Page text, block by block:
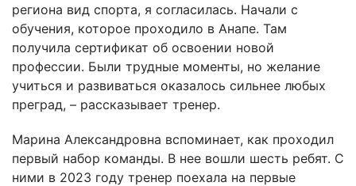
региона вид спорта, я согласилась. Начали с
обучения, которое проходило в Анапе. Там
получила сертификат об освоении новой
профессии. Были трудные моменты, но желание
учиться и развиваться оказалось сильнее любых
преград, – рассказывает тренер.
Марина Александровна вспоминает, как проходил
первый набор команды. В нее вошли шесть ребят. С
ними в 2023 году тренер поехала на первые